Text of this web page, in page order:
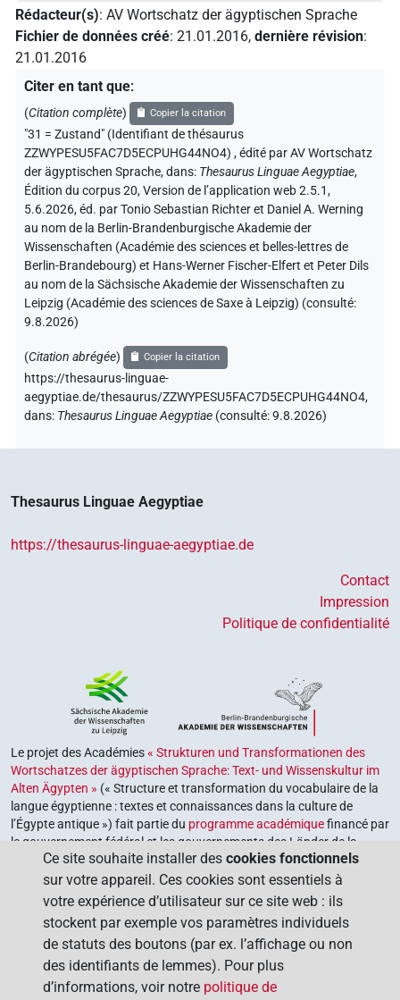
Rédacteur(s): AV Wortschatz der ägyptischen Sprache
Fichier de données créé: 21.01.2016, dernière révision:
21.01.2016
Citer en tant que:
(Citation complète) Copier la citation
"31 = Zustand" (Identifiant de thésaurus
ZZWYPESU5FAC7D5ECPUHG44NO4) ,édité par AV Wortschatz
der ägyptischen Sprache,dans: Thesaurus Linguae Aegyptiae,
Édition du corpus 20, Version de l’application web 2.5.1,
5.6.2026, éd. par Tonio Sebastian Richter et Daniel A. Werning
au nom de la Berlin-Brandenburgische Akademie der
Wissenschaften (Académie des sciences et belles-lettres de
Berlin-Brandebourg) et Hans-Werner Fischer-Elfert et Peter Dils
au nom de la Sächsische Akademie der Wissenschaften zu
Leipzig (Académie des sciences de Saxe à Leipzig) (consulté:
9.8.2026)
(Citation abrégée) Copier la citation
https://thesaurus-linguae-
aegyptiae.de/thesaurus/ZZWYPESU5FAC7D5ECPUHG44NO4,
dans: Thesaurus Linguae Aegyptiae (consulté:9.8.2026)
Thesaurus Linguae Aegyptiae
https://thesaurus-linguae-aegyptiae.de
Contact
Impression
Politique de confidentialité
Le projet des Académies« Strukturen und Transformationen des
Wortschatzes der ägyptischen Sprache: Text- und Wissenskultur im
Alten Ägypten » (« Structure et transformation du vocabulaire de la
langue égyptienne : textes et connaissances dans la culture de
l’Égypte antique ») fait partie du programme académiquefinancé par
le gouvernement fédéral et les gouvernements des Länder de la
République fédérale d’Allemagne, dont le but est de préserver,
retrouver et explorer notre héritage culturel. Le programme est
coordonné par l’ Union des académies allemandes des sciences et
Ce site souhaite installer des cookies fonctionnels
sur votre appareil. Ces cookies sont essentiels à
votre expérience d’utilisateur sur ce site web : ils
stockent par exemple vos paramètres individuels
de statuts des boutons (par ex. l’affichage ou non
des identifiants de lemmes). Pour plus
d’informations, voir notre politique de